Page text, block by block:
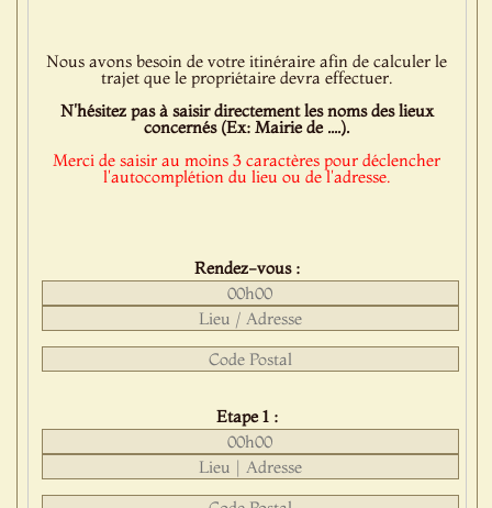
Nous avons besoin de votre itinéraire afin de calculer le
trajet que le propriétaire devra effectuer.
N'hésitez pas à saisir directement les noms des lieux
concernés (Ex: Mairie de ....).
Merci de saisir au moins 3 caractères pour déclencher
l'autocomplétion du lieu ou de l'adresse.
Rendez-vous :
Etape 1 :